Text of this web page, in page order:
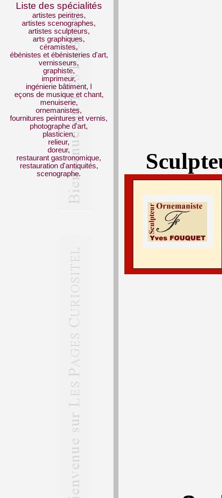
Liste des spécialités
artistes peintres,
artistes scenographes,
artistes sculpteurs,
arts graphiques,
céramistes,
ébénistes et ébénisteries d'art,
vernisseurs,
graphiste,
imprimeur,
ingénierie bâtiment, l
eçons de musique et chant,
menuiserie,
ornemanistes,
fournitures peintures et vernis,
photographe d'art,
plasticien,
relieur,
doreur,
restaurant gastronomique,
restauration d'antiquités,
scenographe.